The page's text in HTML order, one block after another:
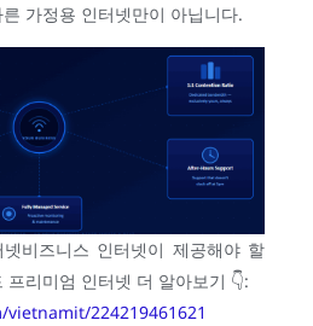
가정용 인터넷만이 아닙니다.
비즈니스 인터넷이 제공해야 할
리미엄 인터넷 더 알아보기 👇️:
224219461621